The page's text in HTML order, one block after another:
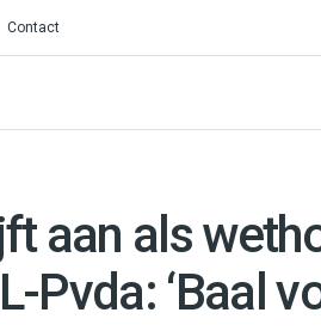
Contact
aan als
Pvda: ‘Baal